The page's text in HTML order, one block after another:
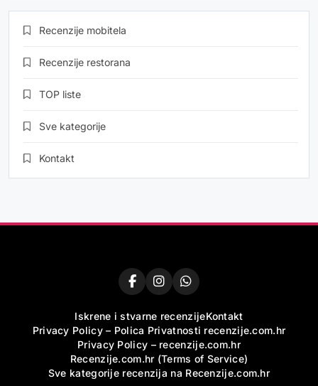
Recenzije mobitela
Recenzije restorana
TOP liste
Sve kategorije
Kontakt
Iskrene i stvarne recenzijeKontakt
Privacy Policy – Polica Privatnosti recenzije.com.hr
Privacy Policy – recenzije.com.hr
Recenzije.com.hr (Terms of Service)
Sve kategorije recenzija na Recenzije.com.hr